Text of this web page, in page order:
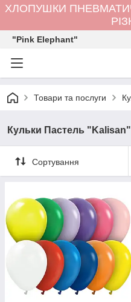
ХЛОПУШКИ
"Pink Elephant"
Товари та послуги
Кульки Пастель "Kalisan"
Сортування